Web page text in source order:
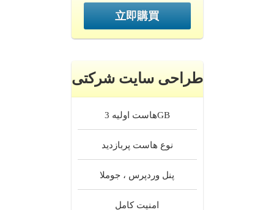
立即購買
طراحی سایت شرکتی
هاست اولیه3GB
نوع هاست پربازدید
پنل وردپرس ، جوملا
امنیت کامل